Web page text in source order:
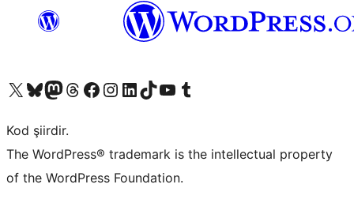
X (eski Twitter) hesabımıza bakın
Bluesky hesabımızı ziyaret edinMastodon hesabımızı ziyaret edinThreads hesabımızı ziyaret edinFacebook sayfamızı ziyaret edinInstagram hesabımızı ziyaret edinLinkedIn hesabımızı ziyaret edinTikTok hesabımızı ziyaret edinYouTube kanalımızı ziyaret edinTumblr hesabımızı ziyaret edin
Kod şiirdir.
The WordPress® trademark is the intellectual property
of the WordPress Foundation.